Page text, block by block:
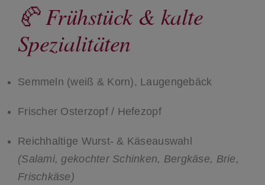
🥐 Frühstück & kalte
Spezialitäten
Semmeln (weiß & Korn), Laugengebäck
Frischer Osterzopf / Hefezopf
Reichhaltige Wurst- & Käseauswahl
(Salami, gekochter Schinken, Bergkäse, Brie,
Frischkäse)